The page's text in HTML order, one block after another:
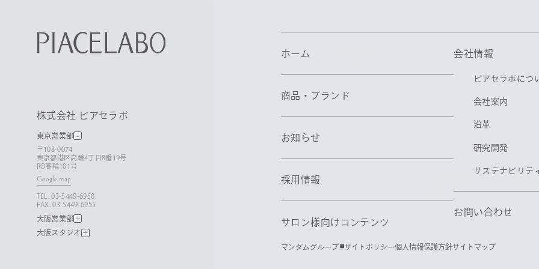
株式会社 ピアセラボ
東京営業部
〒108-0074
東京都港区高輪4丁目8番19号
RO高輪101号
Google map
TEL. 03-5449-6950
FAX. 03-5449-6955
大阪営業部
大阪スタジオ
ホーム
商品・ブランド
お知らせ
採用情報
サロン様向けコンテンツ
会社情報
ピアセラボにつ
会社案内
沿革
研究開発
サステナビリテ
お問い合わせ
マンダムグループ
サイトポリシー個人情報保護方針サイトマップ